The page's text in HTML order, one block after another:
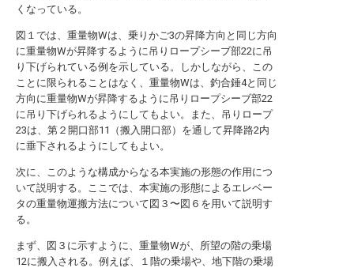
くなっている。
図１では、重量物Wは、乗りかご3の昇降方向と同じ方向
に重量物Wが昇降するように吊りロープシーブ部22に吊
り下げられている例を示している。しかしながら、この
ことに限られることはなく、重量物Wは、釣合錘4と同じ
方向に重量物Wが昇降するように吊りロープシーブ部22
に吊り下げられるようにしてもよい。また、吊りロープ
23は、第２開口部11（搬入開口部）を通して昇降路2内
に垂下されるようにしてもよい。
次に、このような構成からなる本実施の形態の作用につ
いて説明する。ここでは、本実施の形態によるエレベー
タの重量物運搬方法について図３〜図６を用いて説明す
る。
まず、図３に示すように、重量物Wが、所望の階の乗場
12に搬入される。例えば、１階の乗場や、地下階の乗場